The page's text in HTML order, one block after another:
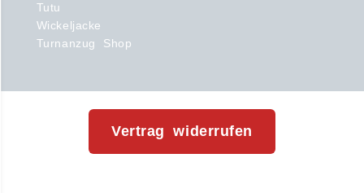
Tutu
Wickeljacke
Turnanzug Shop
Vertrag widerrufen